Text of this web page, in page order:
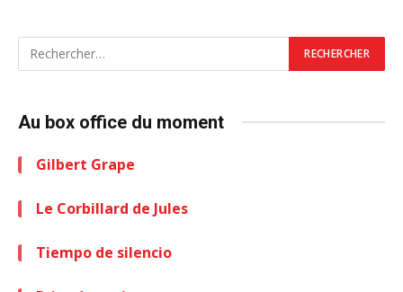
Au box office du moment
Gilbert Grape
Le Corbillard de Jules
Tiempo de silencio